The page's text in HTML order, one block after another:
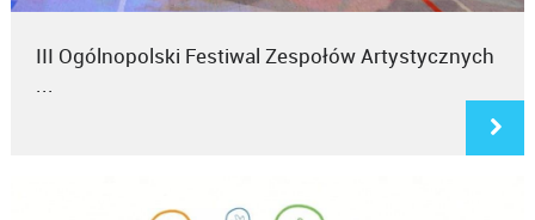
III Ogólnopolski Festiwal Zespołów Artystycznych
...